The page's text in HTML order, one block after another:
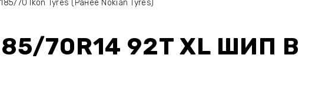
70 Ikon Tyres (Ранее Nokian Tyres)
185/70R14 92T XL ШИП В